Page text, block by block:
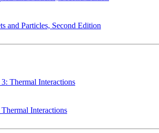
and Particles, Second Edition
Interactions